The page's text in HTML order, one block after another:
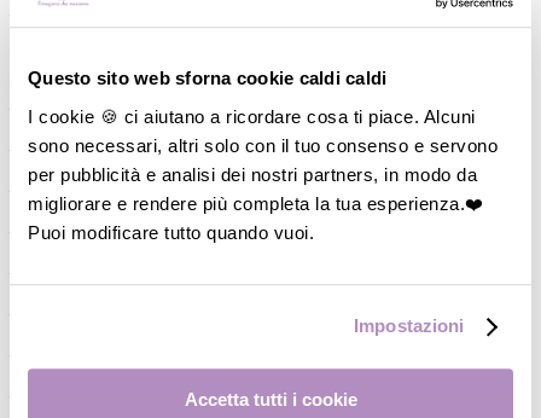
Questo sito web sforna cookie caldi caldi
I cookie 🍪 ci aiutano a ricordare cosa ti piace. Alcuni
sono necessari, altri solo con il tuo consenso e servono
per pubblicità e analisi dei nostri partners, in modo da
migliorare e rendere più completa la tua esperienza.❤️
Puoi modificare tutto quando vuoi.
Impostazioni
Accetta tutti i cookie
Aspiratori nasali manuali
―
Cuscini allattamento
―Biberon
―
Tettarelle
―Succhietti
Conservalatte Materno